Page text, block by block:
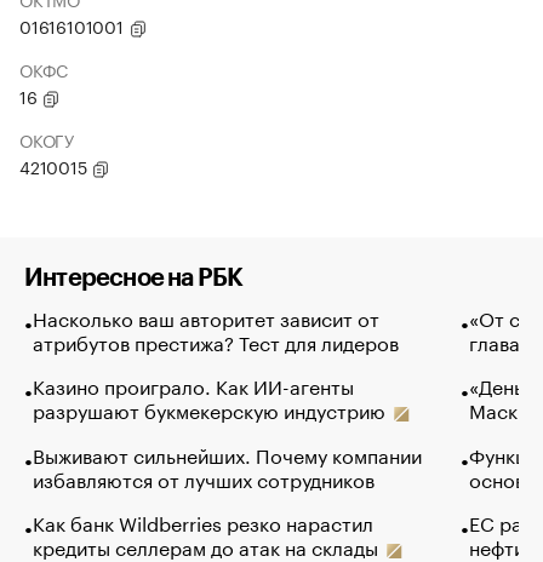
01616101001
ОКФС
16
ОКОГУ
4210015
Интересное на РБК
Насколько ваш авторитет зависит от
атрибутов престижа? Тест для лидеров
Казино проиграло. Как ИИ-агенты
разрушают букмекерскую индустрию
Выживают сильнейших. Почему компании
избавляются от лучших сотрудников
Как банк Wildberries резко нарастил
кредиты селлерам до атак на склады
«От
глава
Маск в
основ
ЕС
нефти